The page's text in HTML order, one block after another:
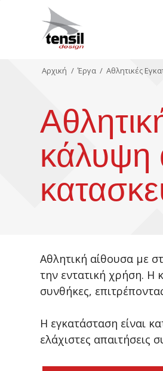
Αρχική / Έργα / Αθλητικές
κάλυψη
Αθλητική αίθουσα με
την εντατική χρήση. Η
συνθήκες,
Η εγκατάσταση είναι
ελάχιστες απαιτήσεις